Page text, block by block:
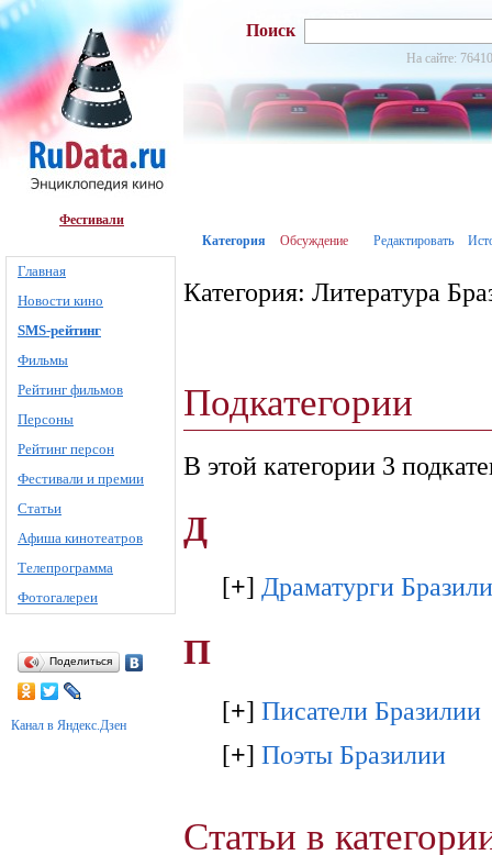
Фестивали
Главная
Новости кино
SMS-рейтинг
Фильмы
Рейтинг фильмов
Персоны
Рейтинг персон
Фестивали и премии
Статьи
Афиша кинотеатров
Телепрограмма
Фотогалереи
Поделиться
Канал в Яндекс.Дзен
Поиск
На сайте:
Категория Обсуждение Редактировать
Категория: Литература
Подкатегории
В этой категории 3
Д
[+] Драматурги
П
[+] Писатели Бразилии
[+] Поэты Бразилии
Статьи в